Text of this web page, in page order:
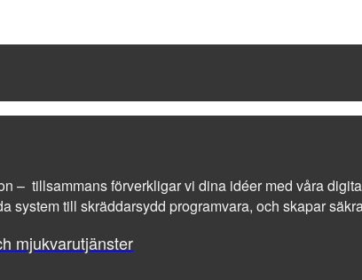
– tillsammans förverkligar vi dina idéer med våra
system till skräddarsydd programvara, och skapar
mjukvarutjänster